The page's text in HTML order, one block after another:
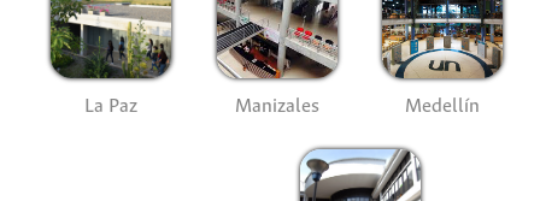
La Paz Manizales Medellín